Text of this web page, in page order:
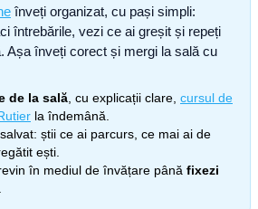
înveți organizat, cu pași simpli:
întrebările, vezi ce ai greșit și repeți
Așa înveți corect și mergi la sală cu
de la sală , cu explicații clare, cursul de
la îndemână.
știi ce ai parcurs, ce mai ai de
ești.
în mediul de învățare până fixezi